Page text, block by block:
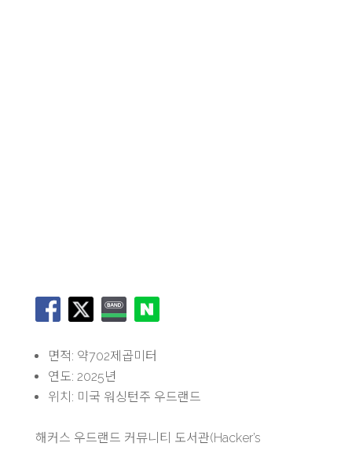
면적: 약702제곱미터
연도: 2025년
위치: 미국 워싱턴주 우드랜드
해커스 우드랜드 커뮤니티 도서관(Hacker’s